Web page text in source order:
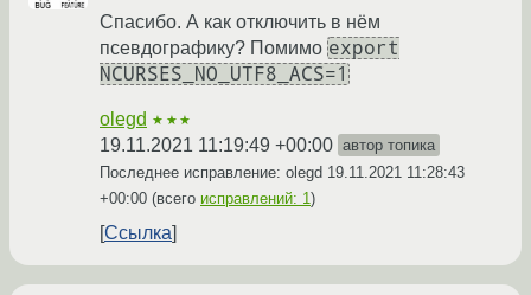
Спасибо. А как отключить в нём
псевдографику? Помимо export
NCURSES_NO_UTF8_ACS=1
olegd ★★★
19.11.2021 11:19:49 +00:00 автор топика
Последнее исправление: olegd 19.11.2021 11:28:43
+00:00 (всего исправлений: 1)
Ссылка